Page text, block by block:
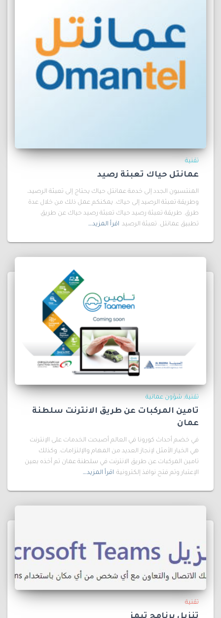
تقنية
عمانتل حياك تعبئة رصيد
المنتسبون الجدد إلى خدمة عمانتل حياك يحتاج إلى تعبئة الرصيد،
وطريقة تعبئة الرصيد إلى حياك. يمكنكم عمل ذلك من خلال عدة
طرق. طريقة تعبئة رصيد حياك تعبئة رصيد حياك عن طريق
تطبيق عمانتل. تعبئة الرصيد اقرأ المزيد…
تقنية شؤون عمانية
تامين المركبات عن طريق الانترنت سلطنة
عمان
في خضم أحداث كورونا في العالم أصبحت الخدمات على الإنترنت
هي الخيار الأمثل لإنجاز العديد من المهام والإلتزامات. وكذلك
تامين المركبات عن طريق الانترنت في سلطنة عمان تم أخذه بعين
الإعتبار وتم فتح نوافذ إلكترونية اقرأ المزيد…
تقنية